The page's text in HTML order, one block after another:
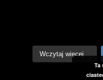
Wczytaj więcej...
Ta